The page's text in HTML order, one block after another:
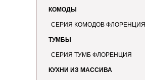
КОМОДЫ
СЕРИЯ КОМОДОВ ФЛОРЕНЦИЯ
ТУМБЫ
СЕРИЯ ТУМБ ФЛОРЕНЦИЯ
КУХНИ ИЗ МАССИВА